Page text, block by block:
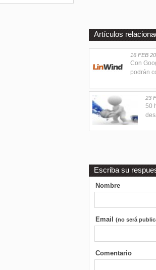
Artículos
16 FEB
Con
podrán
23
50
Escriba su
Nombre
Email (no será
Comentario